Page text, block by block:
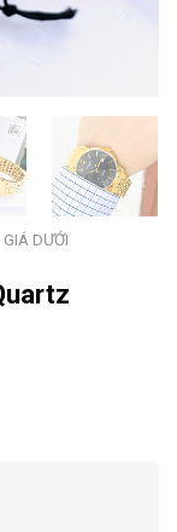
GIÁ DƯỚI